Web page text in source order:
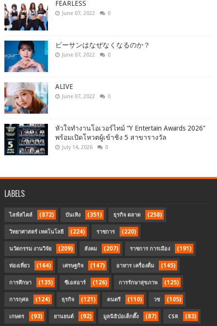
FEARLESS
June 07, 2022 0
ビーサンはなぜなくなるのか？
June 07, 2022 0
ALIVE
June 07, 2022 0
หัวใจทำงานโอเวอร์ไทม์ “Y Entertain Awards 2026”
พร้อมเปิดโหวตผู้เข้าชิง 5 สาขารางวัล
July 14, 2026 0
LABELS
ไลฟ์สไตล์ (872) บันเทิง (351) ธุรกิจ ตลาด (258)
วิทยาศาสตร์ เทคโนโลยี (224) ราชการ (220)
นวัตกรรม งานวิจัย (209) สังคม (207) ราชการ การเมือง (191)
ท่องเที่ยว (164) เศรษฐกิจ (147) อาหาร เครื่องดื่ม (145)
การศึกษา (135) ซีเอสอาร์ (126) การรักษาสุขภาพ (125)
การกุศล (124) ธุรกิจ (121) ดนตรี (110) วช (105)
เกษตร (93) ยานยนต์ (92) มูลนิธิป่อเต็กตึ๊ง (87) CSR (83)